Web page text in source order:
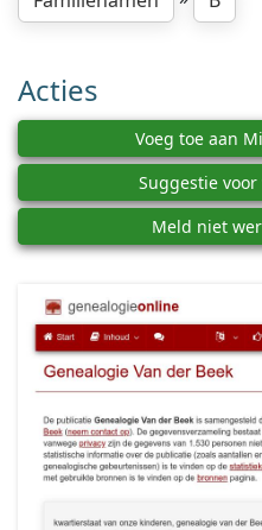
Acties
Voeg toe aan
Suggestie
Meld niet